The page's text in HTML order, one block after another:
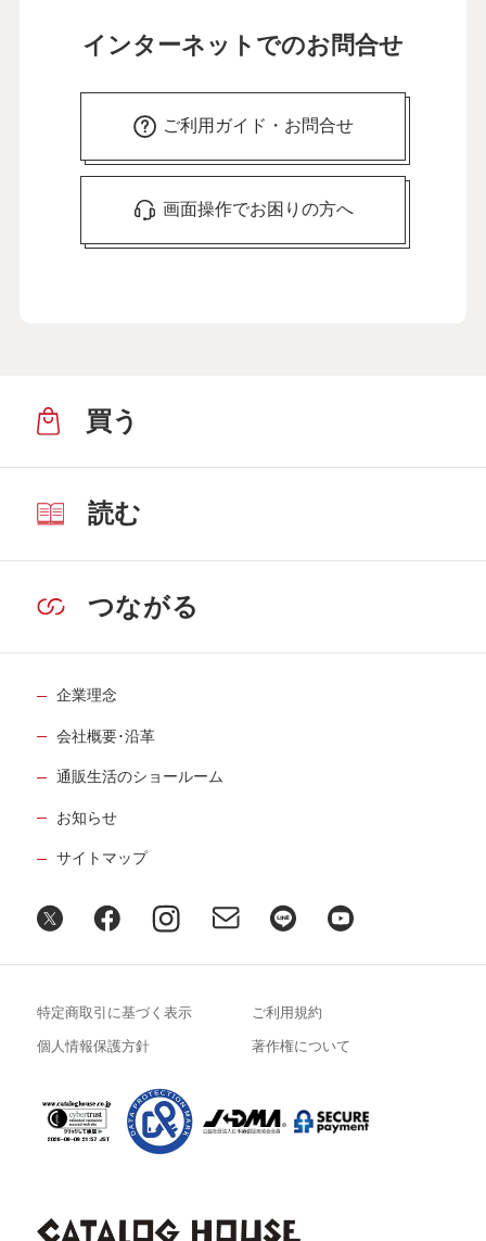
インターネットでのお問合せ
ご利用ガイド・お問合せ
画面操作でお困りの方へ
買う
読む
つながる
企業理念
会社概要･沿革
通販生活のショールーム
お知らせ
サイトマップ
特定商取引に基づく表示 ご利用規約
個人情報保護方針 著作権について